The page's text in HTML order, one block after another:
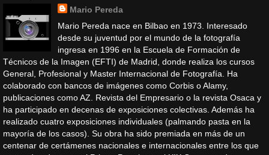
Mario Pereda
Mario Pereda nace en Bilbao en 1973. Interesado
desde su juventud por el mundo de la fotografía
ingresa en 1996 en la Escuela de Formación de
Técnicos de la Imagen (EFTI) de Madrid, donde realiza los cursos
General, Profesional y Master Internacional de Fotografía. Ha
colaborado con bancos de imágenes como Corbis o Alamy,
publicaciones como AZ. Revista del Empresario o la revista Osaca y
ha participado en decenas de exposiciones colectivas. Además ha
realizado cuatro exposiciones individuales (palmando pasta en la
mayoría de los casos). Su obra ha sido premiada en más de un
centenar de certámenes nacionales e internacionales entre los que